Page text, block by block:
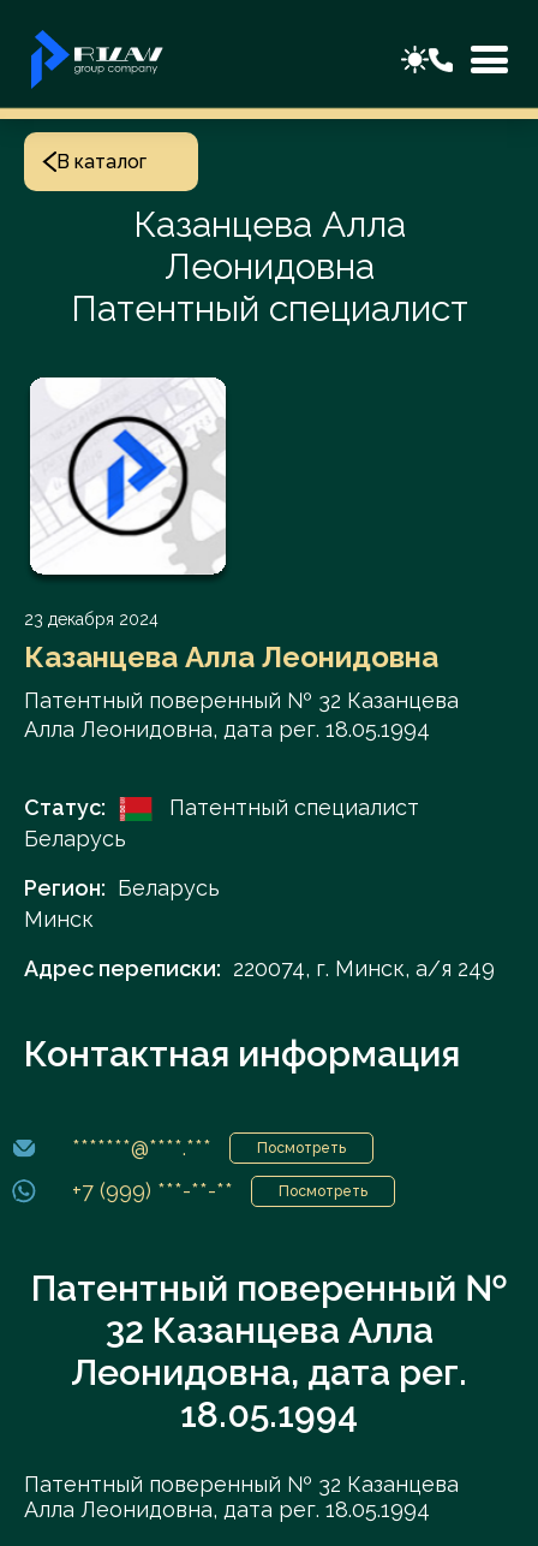
В каталог
Казанцева Алла
Леонидовна
Патентный специалист
23 декабря 2024
Казанцева Алла Леонидовна
Патентный поверенный № 32 Казанцева
Алла Леонидовна, дата рег. 18.05.1994
Статус:
Патентный специалист
Беларусь
Регион: Беларусь
Минск
Адрес переписки: 220074, г. Минск, а/я 249
Контактная информация
*******@****.*** Посмотреть
+7 (999) ***-**-** Посмотреть
Патентный поверенный №
32 Казанцева Алла
Леонидовна, дата рег.
18.05.1994
Патентный поверенный № 32 Казанцева
Алла Леонидовна, дата рег. 18.05.1994